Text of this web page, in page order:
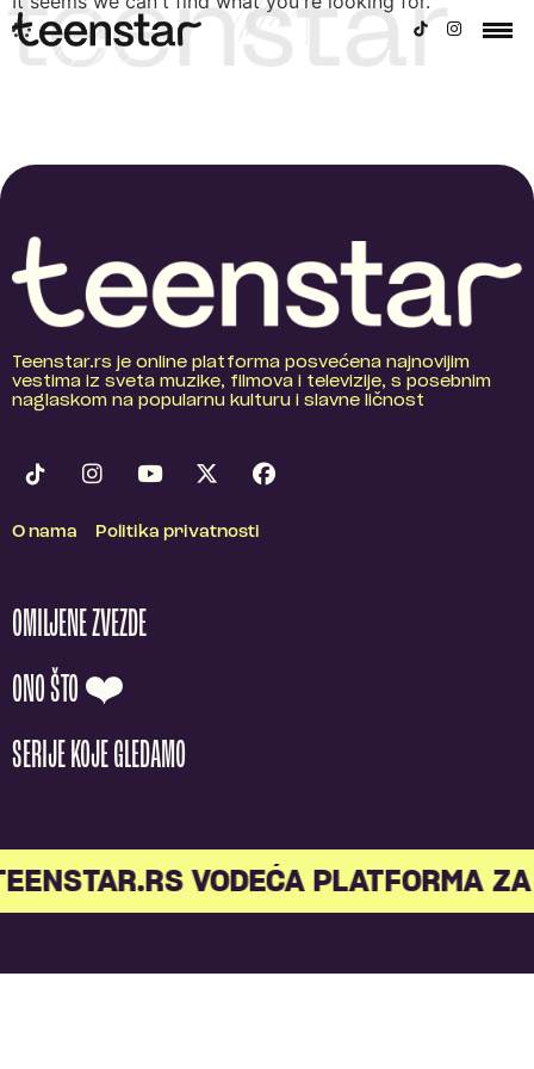
Teenstar.rs je online platforma posvećena najnovijim
vestima iz sveta muzike, filmova i televizije, s posebnim
naglaskom na popularnu kulturu i slavne ličnost
O nama Politika privatnosti
OMILJENE ZVEZDE
ONO ŠTO ❤️
SERIJE KOJE GLEDAMO
VODEĆA PLATFORMA